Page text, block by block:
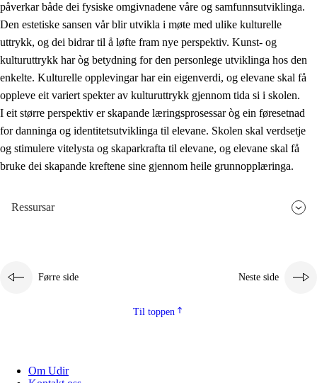
påverkar både dei fysiske omgivnadene våre og samfunnsutviklinga.
Den estetiske sansen vår blir utvikla i møte med ulike kulturelle
uttrykk, og dei bidrar til å løfte fram nye perspektiv. Kunst- og
kulturuttrykk har òg betydning for den personlege utviklinga hos den
enkelte. Kulturelle opplevingar har ein eigenverdi, og elevane skal få
oppleve eit variert spekter av kulturuttrykk gjennom tida si i skolen.
I eit større perspektiv er skapande læringsprosessar òg ein føresetnad
for danninga og identitetsutviklinga til elevane. Skolen skal verdsetje
og stimulere vitelysta og skaparkrafta til elevane, og elevane skal få
bruke dei skapande kreftene sine gjennom heile grunnopplæringa.
Ressursar
Førre side Neste side
Til toppen
Om Udir